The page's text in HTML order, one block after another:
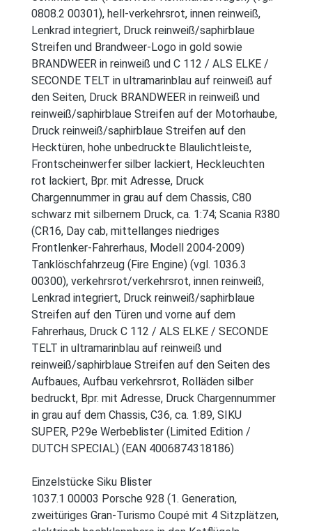
0808.2 00301), hell-verkehrsrot, innen reinweiß,
Lenkrad integriert, Druck reinweiß/saphirblaue
Streifen und Brandweer-Logo in gold sowie
BRANDWEER in reinweiß und C 112 / ALS ELKE /
SECONDE TELT in ultramarinblau auf reinweiß auf
den Seiten, Druck BRANDWEER in reinweiß und
reinweiß/saphirblaue Streifen auf der Motorhaube,
Druck reinweiß/saphirblaue Streifen auf den
Hecktüren, hohe unbedruckte Blaulichtleiste,
Frontscheinwerfer silber lackiert, Heckleuchten
rot lackiert, Bpr. mit Adresse, Druck
Chargennummer in grau auf dem Chassis, C80
schwarz mit silbernem Druck, ca. 1:74; Scania R380
(CR16, Day cab, mittellanges niedriges
Frontlenker-Fahrerhaus, Modell 2004-2009)
Tanklöschfahrzeug (Fire Engine) (vgl. 1036.3
00300), verkehrsrot/verkehrsrot, innen reinweiß,
Lenkrad integriert, Druck reinweiß/saphirblaue
Streifen auf den Türen und vorne auf dem
Fahrerhaus, Druck C 112 / ALS ELKE / SECONDE
TELT in ultramarinblau auf reinweiß und
reinweiß/saphirblaue Streifen auf den Seiten des
Aufbaues, Aufbau verkehrsrot, Rolläden silber
bedruckt, Bpr. mit Adresse, Druck Chargennummer
in grau auf dem Chassis, C36, ca. 1:89, SIKU
SUPER, P29e Werbeblister (Limited Edition /
DUTCH SPECIAL) (EAN 4006874318186)
Einzelstücke Siku Blister
1037.1 00003 Porsche 928 (1. Generation,
zweitüriges Gran-Turismo Coupé mit 4 Sitzplätzen,